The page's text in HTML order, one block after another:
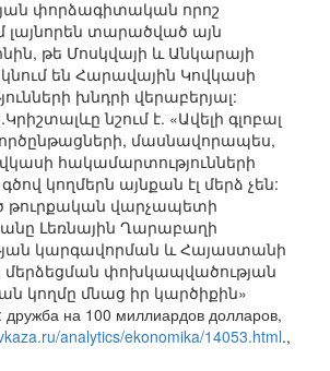
փորձագիտական որոշ
լայնորեն տարածված այն
թե Մոսկվայի և Անկարայի
են Հարավային Կովկասի
խնդրի վերաբերյալ:
նշում է. «Ավելի գլոբալ
մասնավորապես,
հակամարտությունների
կողմերն այնքան էլ մերձ չեն:
թուրքական վարչապետի
Լեռնային Ղարաբաղի
կարգավորման և Հայաստանի
մերձեցման փոխկապվածության
կողմը մնաց իր կարծիքին»
дружба на 100 миллиардов долларов,
analytics/ekonomika/14053.html.,